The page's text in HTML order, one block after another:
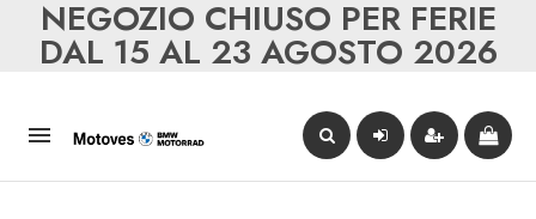
NEGOZIO CHIUSO PER FERIE
DAL 15 AL 23 AGOSTO 2026
